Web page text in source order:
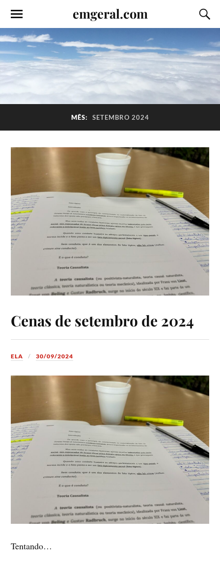
emgeral.com
MÊS: SETEMBRO 2024
Cenas de setembro de 2024
ELA 30/09/2024
Tentando…